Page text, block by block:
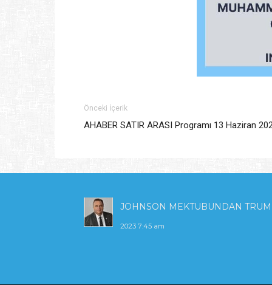
Önceki İçerik
AHABER SATIR ARASI Programı 13 Haziran
JOHNSON MEKTUBUNDAN
2023 7:45 am